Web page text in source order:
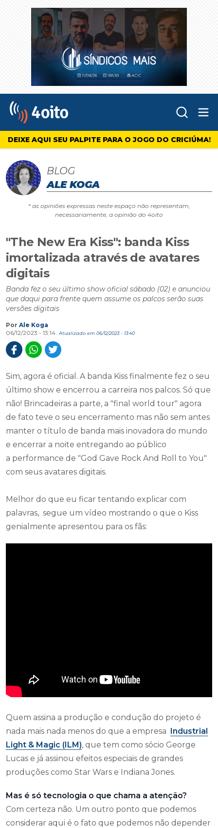
4oito
DEIXE AQUI SEU PALPITE PARA O JOGO DO CRICIÚMA!
BLOG
ALE KOGA
* as opiniões expressas neste espaço não representam,
necessariamente, a opinião do 4oito
"The New Era Kiss": banda Kiss
imortalizada através de avatares
digitais
Banda fez o seu último show oficial sábado (02) e anunciou
que daqui para frente quem assume os palcos serão suas
versões digitais
Por Ale Koga
06/12/2023 - 13:14
Atualizado em 06/12/2023 - 13:40
Sim, agora é oficial. A banda Kiss finalmente fez o seu
último show e encerrou a carreira nos palcos. Só que
não! Brincadeiras a parte, a "final world tour" agora
de fato teve o seu encerramento mas não sem antes
manter o título de banda mais inovadora do mundo
e encerrar a noite entregando ao público
a performance de "God Gave Rock And Roll to You"
com seus avatares digitais.
Melhor do que eu ficar tentando explicar com
palavras, segue um vídeo mostrando o que o Kiss
genialmente apresentou para os fãs:
Quem assina a produção e condução do projeto é
nada mais nada menos do que a empresa Industrial
Light & Magic (ILM), que tem como sócio George
Lucas e já assinou efeitos especiais de grandes
produções como Star Wars e Indiana Jones.
Mas é só tecnologia o que chama a atenção?
Com certeza não. Um outro ponto que podemos
considerar aqui é o fato que podemos não depender